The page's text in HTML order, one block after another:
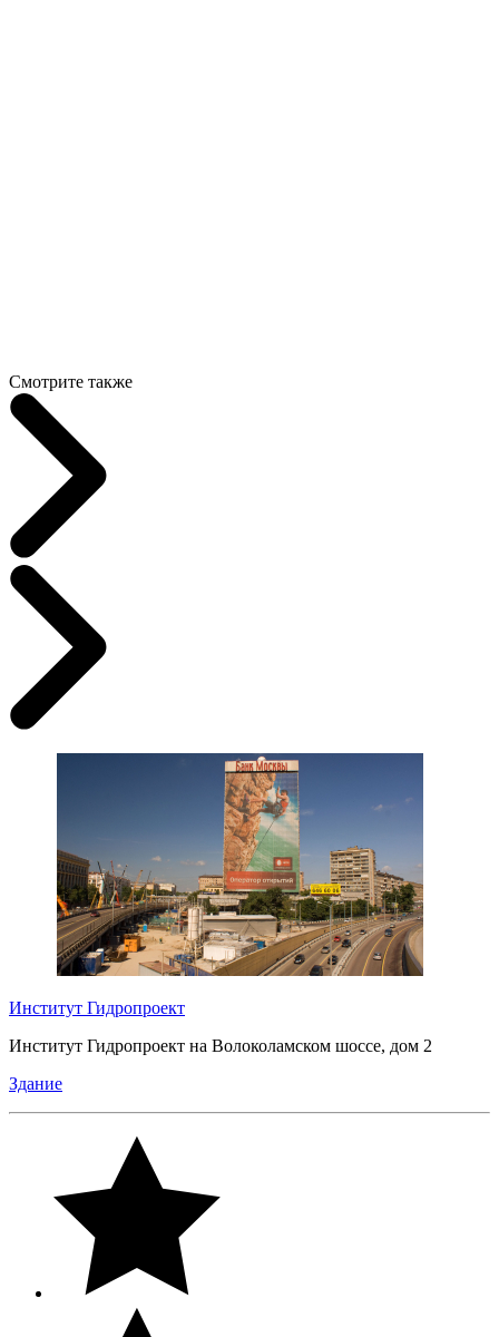
Смотрите также
Институт Гидропроект
Институт Гидропроект на Волоколамском шоссе, дом 2
Здание